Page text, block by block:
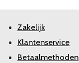
Zakelijk
Klantenservice
Betaalmethoden